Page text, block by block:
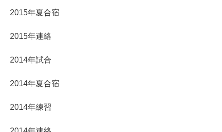
2015年夏合宿
2015年連絡
2014年試合
2014年夏合宿
2014年練習